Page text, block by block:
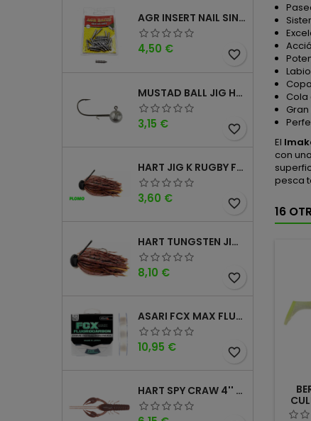
AGR INSERT NAIL SINKER
Precio
4,50 € favorite_border
MUSTAD BALL JIG HEAD KEEPER
Precio
3,15 € favorite_border
HART JIG K RUGBY FOOTBALL DM
Precio
3,60 € favorite_border
HART TUNGSTEN JIG T FOOTBALL DM
Precio
8,10 € favorite_border
ASARI FCX MAX FLUOROCARBONO 100% 100MTS
Precio
10,95 € favorite_border
HART SPY CRAW 4'' CINNAMON PURPLE
El
con
pesca
16